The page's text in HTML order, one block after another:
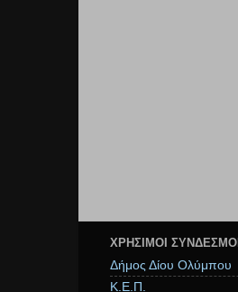
ΧΡΉΣΙΜΟΙ ΣΥΝΔΕΣΜΟΙ
Δήμος Δίου Ολύμπου
Κ.Ε.Π.